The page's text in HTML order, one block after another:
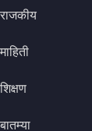
राजकीय
माहिती
शिक्षण
बातम्या